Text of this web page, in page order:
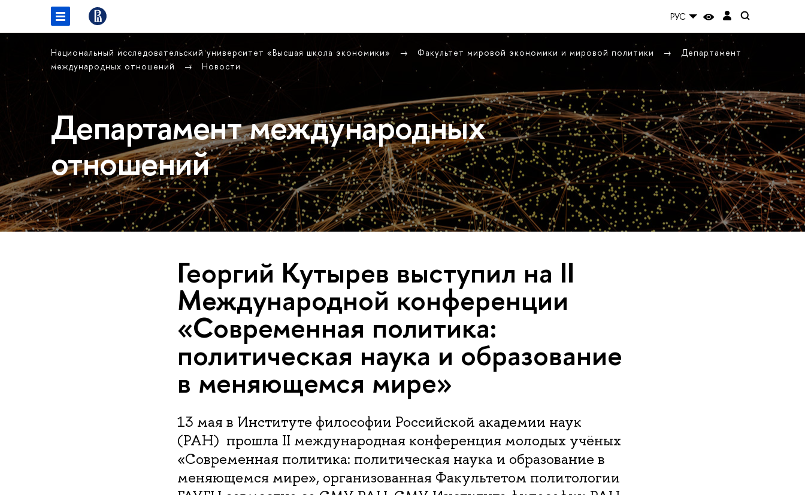
РУС
Национальный исследовательский университет «Высшая школа экономики» Факультет мировой экономики и мировой политики
Департамент
международных отношений
Новости
Департамент международных
отношений
Георгий Кутырев выступил на II
Международной конференции
«Современная политика:
политическая наука и образование
в меняющемся мире»
13 мая в Институте философии Российской академии наук
(РАН) прошла II международная конференция молодых учёных
«Современная политика: политическая наука и образование в
меняющемся мире», организованная Факультетом политологии